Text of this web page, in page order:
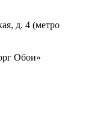
д. 4 (метро
Обои»